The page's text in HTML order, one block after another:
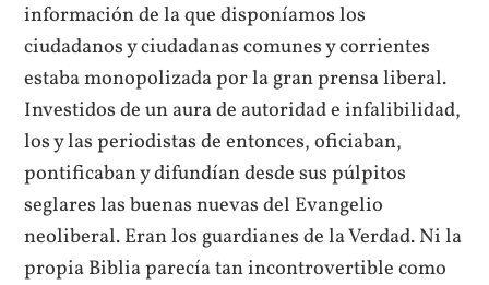
información de la que disponíamos los
ciudadanos y ciudadanas comunes y corrientes
estaba monopolizada por la gran prensa liberal.
Investidos de un aura de autoridad e infalibilidad,
los y las periodistas de entonces, oficiaban,
pontificaban y difundían desde sus púlpitos
seglares las buenas nuevas del Evangelio
neoliberal. Eran los guardianes de la Verdad. Ni la
propia Biblia parecía tan incontrovertible como